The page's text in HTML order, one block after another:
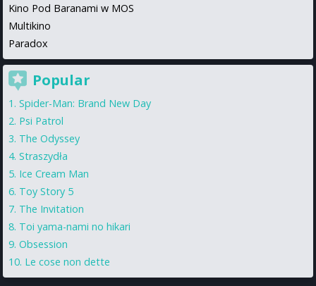
Kino Pod Baranami w MOS
Multikino
Paradox
Popular
Spider-Man: Brand New Day
Psi Patrol
The Odyssey
Straszydła
Ice Cream Man
Toy Story 5
The Invitation
Toi yama-nami no hikari
Obsession
Le cose non dette